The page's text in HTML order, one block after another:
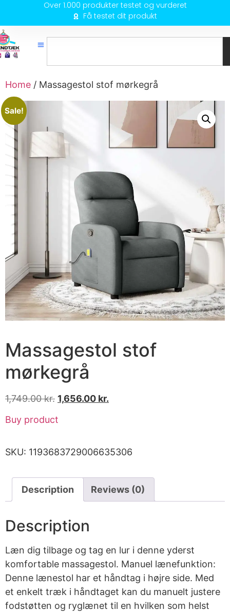
Over 1.000 produkter testet og vurderet
Få testet dit produkt
Home / Massagestol stof mørkegrå
Sale!
Massagestol stof
mørkegrå
1,749.00kr. 1,656.00 kr.
Buy product
SKU: 1193683729006635306
Description Reviews (0)
Description
Læn dig tilbage og tag en lur i denne yderst
komfortable massagestol. Manuel lænefunktion:
Denne lænestol har et håndtag i højre side. Med
et enkelt træk i håndtaget kan du manuelt justere
fodstøtten og ryglænet til en hvilken som helst